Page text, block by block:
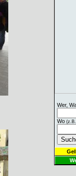
Wer,
Wo